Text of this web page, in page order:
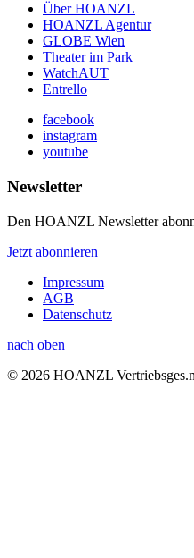
Über HOANZL
HOANZL Agentur
GLOBE Wien
Theater im Park
WatchAUT
Entrello
facebook
instagram
youtube
Newsletter
Den HOANZL Newsletter
Jetzt abonnieren
Impressum
AGB
Datenschutz
nach oben
© 2026 HOANZL